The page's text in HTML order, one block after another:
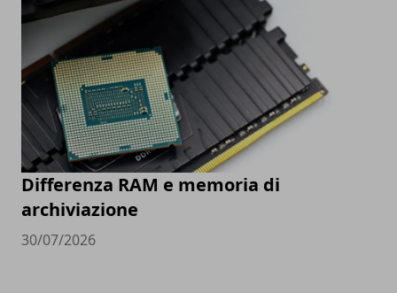
Differenza RAM e memoria di
archiviazione
30/07/2026